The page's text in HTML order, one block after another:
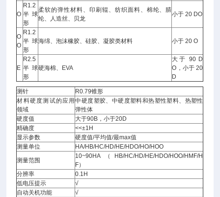
O
R1.2
半球
形
柔软的弹性材料、印刷辊、纺织面料、棉纶、腈
纶、人造丝、贝龙
小于 20 DO
O
O
R1.2
半球
形
海绵、泡沫橡胶、硅胶、凝胶类材料 小于 20 O
E
R2.5
半球
形
硬海棉、EVA
大于 90 D
O，小于 20
D
测针
R0.79锥形
材料硬度测试的应用
领域
中硬度塑胶、中硬度塑料和热塑性塑料、热塑性
弹性体
硬度值
大于90B，小于20D
精确度
˂˂±1H
显示参数
硬度值/平均值/最max值
测量单位
HA/HB/HC/HD/HE/HDO/HO/HOO
测量范围
10~90HA（HB/HC/HD/HE/HDO/HOO/HMF/H
F）
分辨率
0.1H
低电压提示
√
自动关机功能
√